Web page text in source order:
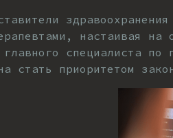
настаивая
специалиста по
стать приоритетом